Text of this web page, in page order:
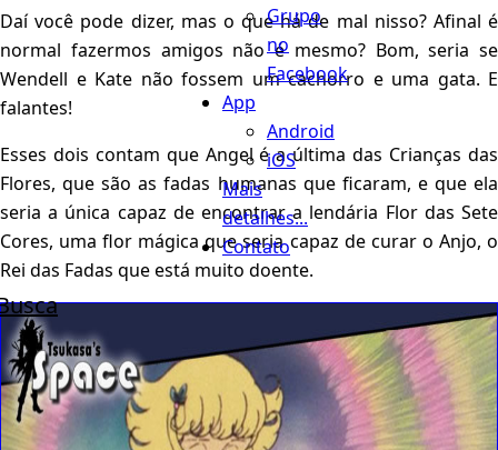
Grupo
no
Facebook
App
Android
iOS
Mais
detalhes...
Contato
Daí você pode dizer, mas o que há de mal nisso? Afinal é
normal fazermos amigos não é mesmo? Bom, seria se
Wendell e Kate não fossem um cachorro e uma gata. E
falantes!
Esses dois contam que Angel é a última das Crianças das
Flores, que são as fadas humanas que ficaram, e que ela
seria a única capaz de encontrar a lendária Flor das Sete
Cores, uma flor mágica que seria capaz de curar o Anjo, o
Rei das Fadas que está muito doente.